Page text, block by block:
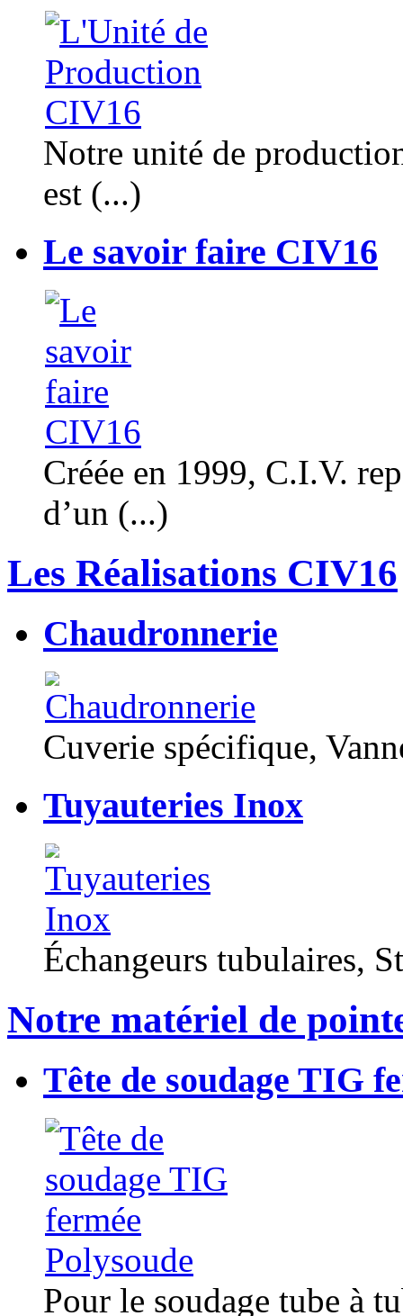
Notre unité de
est (...)
Le savoir faire CIV16
Créée en 1999, C.I.V.
d’un (...)
Les Réalisations CIV16
Chaudronnerie
Cuverie spécifique,
Tuyauteries Inox
Échangeurs tubulaires,
Notre matériel de
Tête de soudage TIG
Pour le soudage tube à